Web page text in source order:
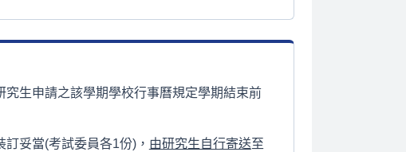
生申請之該學期學校行事曆規定學期結束前
妥當(考試委員各1份)， 由研究生自行寄送至